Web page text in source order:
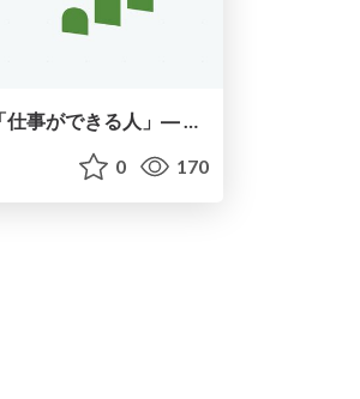
いままで会ってきた「仕事ができる人」― 共通していた5つの特徴とAI時代の活かし方
0 170